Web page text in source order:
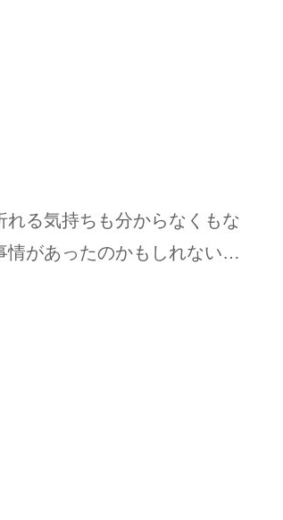
る気持ちも分からなくもな
情があったのかもしれない…